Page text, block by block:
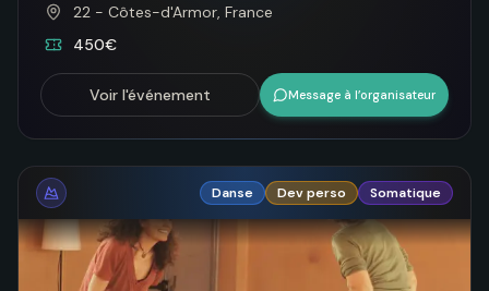
22 - Côtes-d'Armor, France
450€
Voir l'événement Message à l’organisateur
Danse Dev perso Somatique